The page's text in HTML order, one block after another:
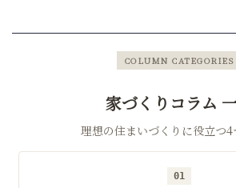
COLUMN CATEGORIES
家づくりコラム
理想の住まいづくりに役立つ4
01